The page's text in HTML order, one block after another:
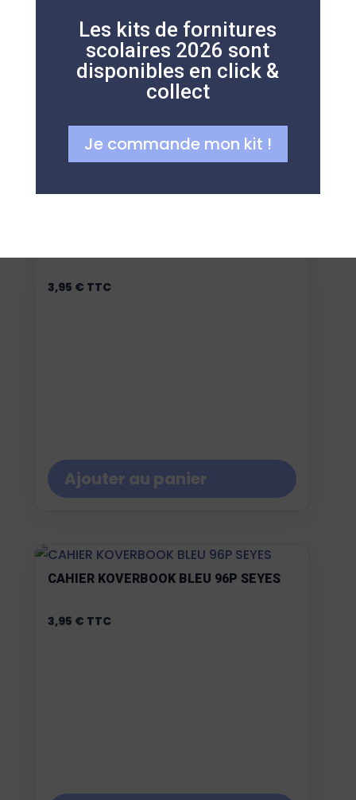
Ajouter au panier
3,95 € TTC
Ajouter au panier
CAHIER KOVERBOOK BLEU 96P SEYES
3,95 € TTC
Les kits de fornitures
scolaires 2026 sont
disponibles en click &
collect
Je commande mon kit !